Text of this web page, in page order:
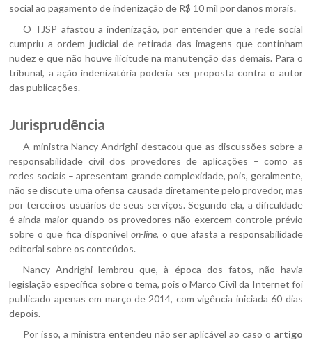
social ao pagamento de indenização de R$ 10 mil por danos morais.
O TJSP afastou a indenização, por entender que a rede social
cumpriu a ordem judicial de retirada das imagens que continham
nudez e que não houve ilicitude na manutenção das demais. Para o
tribunal, a ação indenizatória poderia ser proposta contra o autor
das publicações.
Jurisprudência
A ministra Nancy Andrighi destacou que as discussões sobre a
responsabilidade civil dos provedores de aplicações – como as
redes sociais – apresentam grande complexidade, pois, geralmente,
não se discute uma ofensa causada diretamente pelo provedor, mas
por terceiros usuários de seus serviços. Segundo ela, a dificuldade
é ainda maior quando os provedores não exercem controle prévio
sobre o que fica disponívelon-line, o que afasta a responsabilidade
editorial sobre os conteúdos.
Nancy Andrighi lembrou que, à época dos fatos, não havia
legislação específica sobre o tema, pois o Marco Civil da Internet foi
publicado apenas em março de 2014, com vigência iniciada 60 dias
depois.
Por isso, a ministra entendeu não ser aplicável ao caso o artigo